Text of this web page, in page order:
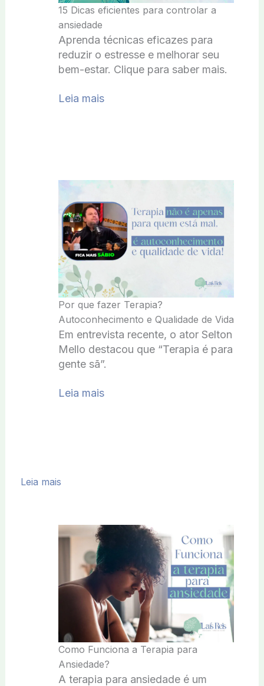
15 Dicas eficientes para controlar a
ansiedade
Aprenda técnicas eficazes para
reduzir o estresse e melhorar seu
bem-estar. Clique para saber mais.
Leia mais
Por que fazer Terapia?
Autoconhecimento e Qualidade de Vida
Em entrevista recente, o ator Selton
Mello destacou que “Terapia é para
gente sã”.
Leia mais
Leia mais
Como Funciona a Terapia para
Ansiedade?
A terapia para ansiedade é um